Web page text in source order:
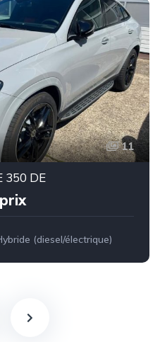
11
350 DE
(diesel/électrique)